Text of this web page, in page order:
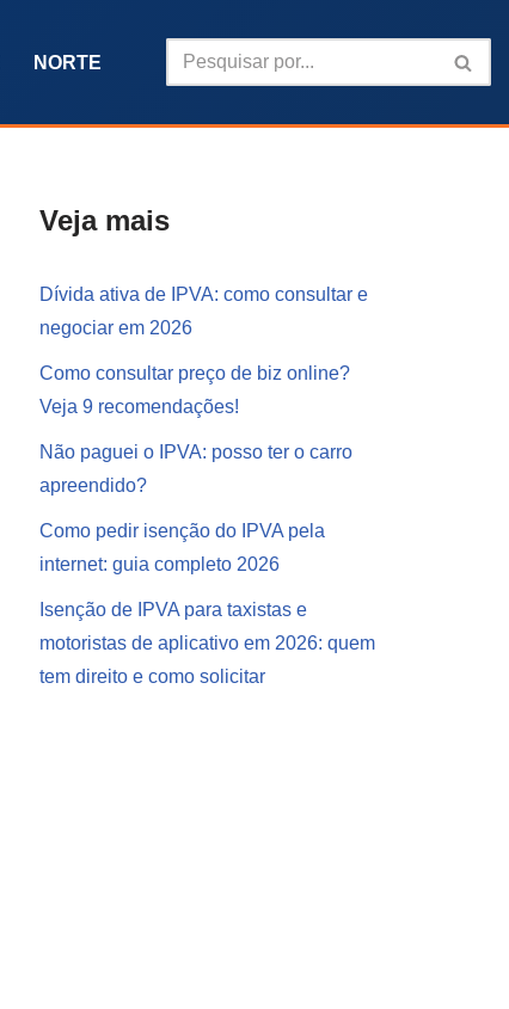
NORTE
Veja mais
Dívida ativa de IPVA: como consultar e
negociar em 2026
Como consultar preço de biz online?
Veja 9 recomendações!
Não paguei o IPVA: posso ter o carro
apreendido?
Como pedir isenção do IPVA pela
internet: guia completo 2026
Isenção de IPVA para taxistas e
motoristas de aplicativo em 2026: quem
tem direito e como solicitar